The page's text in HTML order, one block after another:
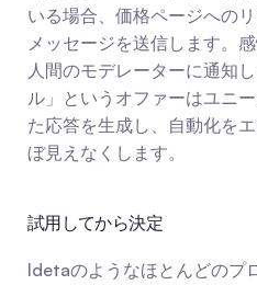
いる場合、価格ページへの
メッセージを送信します。
人間のモデレーターに通知
ル」というオファーはユニ
た応答を生成し、自動化を
ぼ見えなくします。
試用してから決定
Idetaのようなほとんどのプ